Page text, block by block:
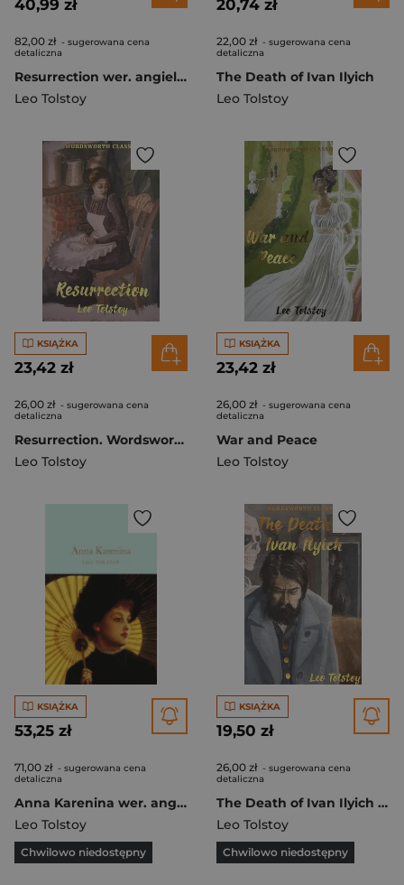
40,99 zł
82,00 zł - sugerowana cena
detaliczna
Resurrection wer. angielska
Leo Tolstoy
20,74 zł
22,00 zł - sugerowana cena
detaliczna
The Death of Ivan Ilyich
Leo Tolstoy
KSIĄŻKA
23,42 zł
26,00 zł - sugerowana cena
detaliczna
Resurrection. Wordsworth Classics wer. angielska
Leo Tolstoy
KSIĄŻKA
23,42 zł
26,00 zł - sugerowana cena
detaliczna
War and Peace
Leo Tolstoy
KSIĄŻKA
53,25 zł
71,00 zł - sugerowana cena
detaliczna
Anna Karenina wer. angielska
Leo Tolstoy
Chwilowo niedostępny
KSIĄŻKA
19,50 zł
26,00 zł - sugerowana cena
detaliczna
The Death of Ivan Ilyich & Other Stories. Wordsworth Classics wer. angielska
Leo Tolstoy
Chwilowo niedostępny